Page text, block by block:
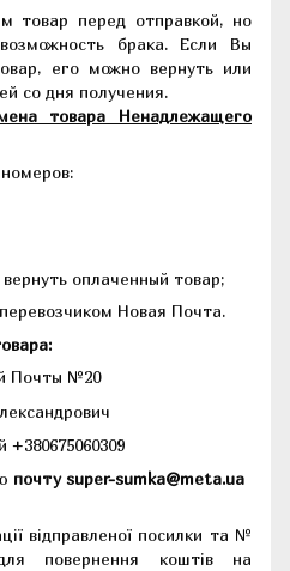
товар перед отправкой, но
брака. Если Вы
его можно вернуть или
со дня получения.
товара Ненадлежащего
оплаченный товар;
Новая Почта.
Почты №20
почту super-sumka@meta.ua
відправленої посилки та №
повернення коштів на